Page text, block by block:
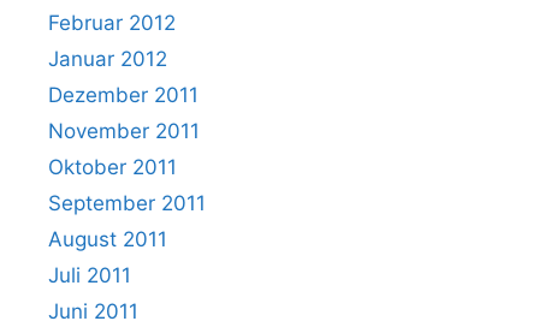
Februar 2012
Januar 2012
Dezember 2011
November 2011
Oktober 2011
September 2011
August 2011
Juli 2011
Juni 2011